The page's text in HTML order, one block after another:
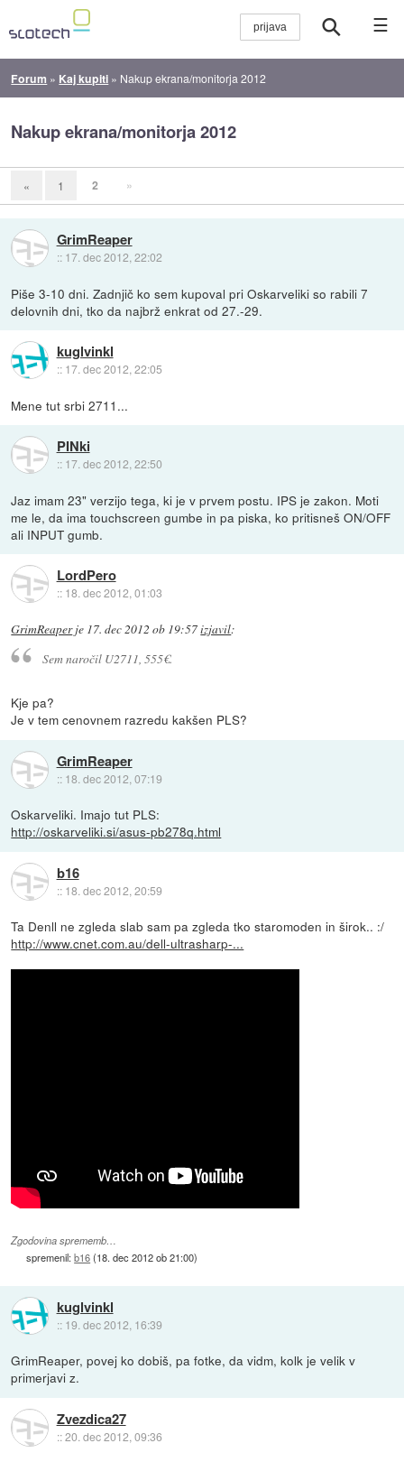
☰
Forum » Kaj kupiti » Nakup ekrana/monitorja 2012
Nakup ekrana/monitorja 2012
« 1 2 »
GrimReaper
:: 17. dec 2012, 22:02
Piše 3-10 dni. Zadnjič ko sem kupoval pri Oskarveliki so rabili 7
delovnih dni, tko da najbrž enkrat od 27.-29.
kuglvinkl
:: 17. dec 2012, 22:05
Mene tut srbi 2711...
PINki
:: 17. dec 2012, 22:50
Jaz imam 23" verzijo tega, ki je v prvem postu. IPS je zakon. Moti
me le, da ima touchscreen gumbe in pa piska, ko pritisneš ON/OFF
ali INPUT gumb.
LordPero
:: 18. dec 2012, 01:03
GrimReaperje 17. dec 2012 ob 19:57izjavil:
Sem naročil U2711, 555€.
Kje pa?
Je v tem cenovnem razredu kakšen PLS?
GrimReaper
:: 18. dec 2012, 07:19
Oskarveliki. Imajo tut PLS:
http://oskarveliki.si/asus-pb278q.html
b16
:: 18. dec 2012, 20:59
Ta Denll ne zgleda slab sam pa zgleda tko staromoden in širok.. :/
http://www.cnet.com.au/dell-ultrasharp-...
Zgodovina sprememb…
spremenil:b16(18. dec 2012 ob 21:00)
kuglvinkl
:: 19. dec 2012, 16:39
GrimReaper, povej ko dobiš, pa fotke, da vidm, kolk je velik v
primerjavi z.
Zvezdica27
::20. dec 2012, 09:36